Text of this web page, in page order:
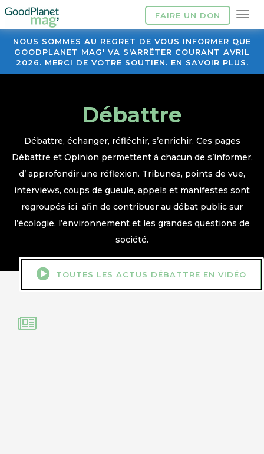
FAIRE UN DON
NOUS SOMMES AU REGRET DE VOUS INFORMER QUE
GOODPLANET MAG' VA S'ARRÊTER COURANT AVRIL
2026. MERCI DE VOTRE SOUTIEN. EN SAVOIR PLUS.
Débattre
Débattre, échanger, réfléchir, s’enrichir. Ces pages
Débattre et Opinion permettent à chacun de s’informer,
d’ approfondir une réflexion. Tribunes, points de vue,
interviews, coups de gueule, appels et manifestes sont
regroupés ici afin de contribuer au débat public sur
l’écologie, l’environnement et les grandes questions de
société.
TOUTES LES ACTUS DÉBATTRE EN VIDÉO